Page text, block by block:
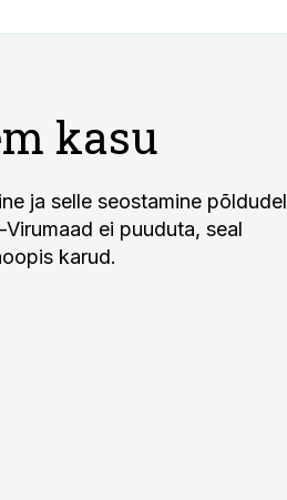
kasu
ja selle seostamine põldudel
ei puuduta, seal
karud.